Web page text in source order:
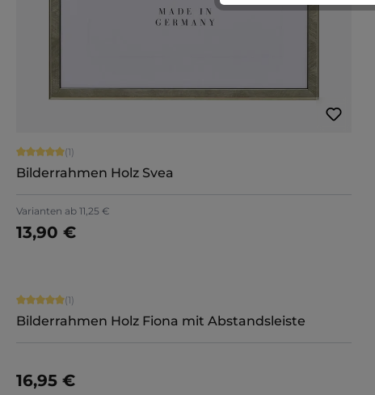
Durchschnittliche Bewertung von 5 von 5 Sternen
(1)
Bilderrahmen Holz Svea
Varianten ab 11,25 €
13,90 €
Jetzt konfigurieren
Durchschnittliche Bewertung von 5 von 5 Sternen
(1)
Bilderrahmen Holz Fiona mit Abstandsleiste
16,95 €
Jetzt konfigurieren